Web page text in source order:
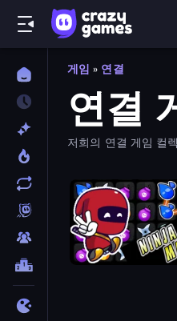
게임 » 연결
연결
저희의 연결 게임 컬
Ninja Spell Match